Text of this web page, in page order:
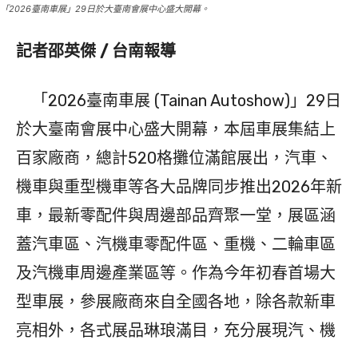
「2026臺南車展」29日於大臺南會展中心盛大開幕。
記者邵英傑 / 台南報導
「2026臺南車展 (Tainan Autoshow)」29日
於大臺南會展中心盛大開幕，本屆車展集結上
百家廠商，總計520格攤位滿館展出，汽車、
機車與重型機車等各大品牌同步推出2026年新
車，最新零配件與周邊部品齊聚一堂，展區涵
蓋汽車區、汽機車零配件區、重機、二輪車區
及汽機車周邊產業區等。作為今年初春首場大
型車展，參展廠商來自全國各地，除各款新車
亮相外，各式展品琳琅滿目，充分展現汽、機